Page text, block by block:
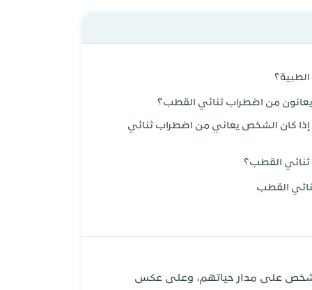
يعانون من اضطراب ثنائي القطب؟
إذا كان الشخص يعاني من اضطراب ثنائي
ثنائي القطب؟
القطب
ثنائي القطب من الأمراض النفسية المنتشرة بشكل كبير، حيث يصيب به من 1:3 أشخاص من كل 100 شخص على مدار حياتهم، وعلى عكس